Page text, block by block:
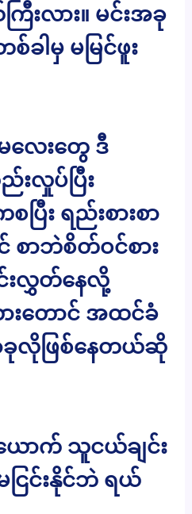
းလား။ မင်းအခု
ခါမှ မမြင်ဖူး
လေးတွေ ဒီ
လှုပ်ပြီး
ြီး ရည်းစားစာ
စာဘဲစိတ်ဝင်စား
င်းလွှတ်နေလို့
ားတောင် အထင်ခံ
လိုဖြစ်နေတယ်ဆို
ောက် သူငယ်ချင်း
ငြင်းနိုင်ဘဲ ရယ်